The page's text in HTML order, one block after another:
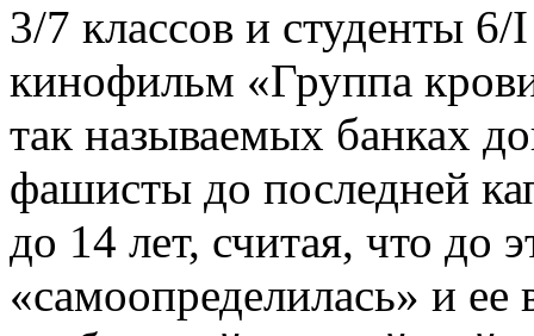
3/7 классов и студенты
кинофильм «Группа
так называемых банках
фашисты до последней
до 14 лет, считая, что до
«самоопределилась» и